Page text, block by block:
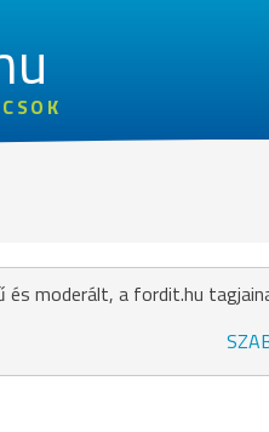
moderált, a fordit.hu